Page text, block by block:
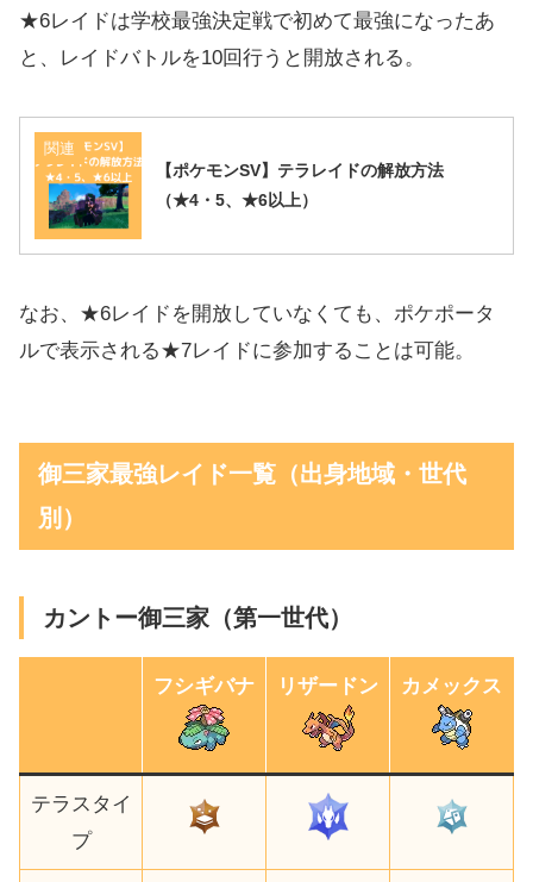
★6レイドは学校最強決定戦で初めて最強になったあ
と、レイドバトルを10回行うと開放される。
関連
【ポケモンSV】テラレイドの解放方法
（★4・5、★6以上）
なお、★6レイドを開放していなくても、ポケポータ
ルで表示される★7レイドに参加することは可能。
御三家最強レイド一覧（出身地域・世代
別）
カントー御三家（第一世代）
フシギバナ リザードン カメックス
テラスタイ
プ